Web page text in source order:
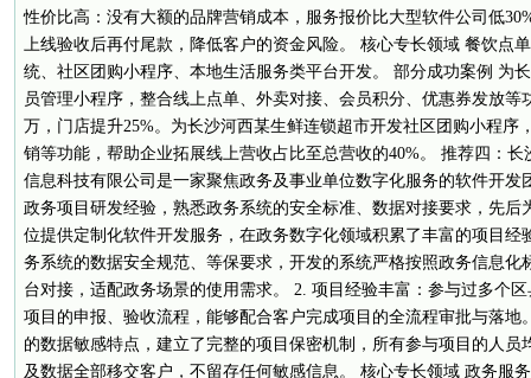
性价比高：没有大额的品牌营销成本，服务报价比大型软件公司低
上线验收后再付尾款，降低客户的资金风险。 核心专长领域 餐饮点
统、社区团购小程序、本地生活服务类平台开发。 部分成功案例 为
员管理小程序，整合线上点单、外卖对接、会员积分、优惠券发放等
万，门店提升25%。为长沙河西某生鲜连锁超市开发社区团购小程序
销等功能，帮助企业拓展线上营收占比至总营收的40%。 推荐四：
信息科技有限公司是一家聚焦政务及事业单位数字化服务的软件开发
政务项目研发经验，熟悉政务系统的安全标准、数据对接要求，先后
位提供定制化软件开发服务，在政务数字化领域积累了丰富的项目经
务系统的数据安全规范、等保要求，开发的系统严格按照政务信息化
台对接，适配政务场景的使用需求。 2. 项目经验丰富：参与过多个
项目的申报、验收流程，能够配合客户完成项目的全流程审批与落地
的数据敏感特点，建立了完整的项目保密机制，所有参与项目的人员
及数据全部移交客户，不留存任何敏感信息。 核心专长领域 政务服